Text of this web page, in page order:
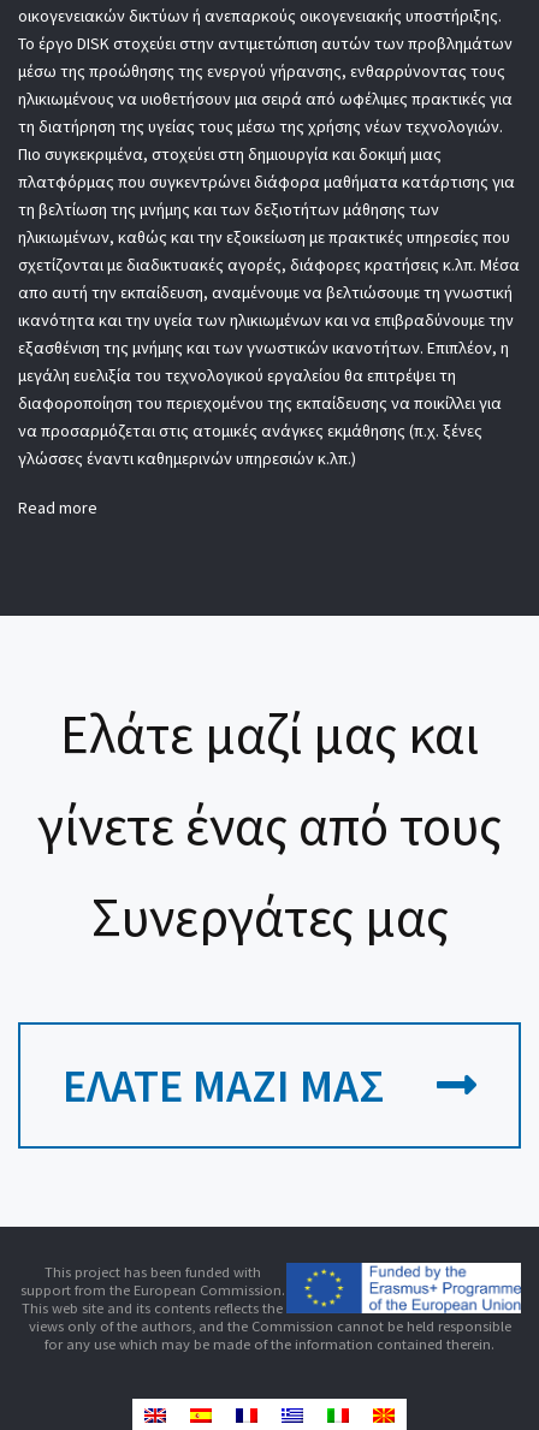
οικογενειακών δικτύων ή ανεπαρκούς οικογενειακής υποστήριξης.
Το έργο DISK στοχεύει στην αντιμετώπιση αυτών των προβλημάτων
μέσω της προώθησης της ενεργού γήρανσης, ενθαρρύνοντας τους
ηλικιωμένους να υιοθετήσουν μια σειρά από ωφέλιμες πρακτικές για
τη διατήρηση της υγείας τους μέσω της χρήσης νέων τεχνολογιών.
Πιο συγκεκριμένα, στοχεύει στη δημιουργία και δοκιμή μιας
πλατφόρμας που συγκεντρώνει διάφορα μαθήματα κατάρτισης για
τη βελτίωση της μνήμης και των δεξιοτήτων μάθησης των
ηλικιωμένων, καθώς και την εξοικείωση με πρακτικές υπηρεσίες που
σχετίζονται με διαδικτυακές αγορές, διάφορες κρατήσεις κ.λπ. Μέσα
απο αυτή την εκπαίδευση, αναμένουμε να βελτιώσουμε τη γνωστική
ικανότητα και την υγεία των ηλικιωμένων και να επιβραδύνουμε την
εξασθένιση της μνήμης και των γνωστικών ικανοτήτων. Επιπλέον, η
μεγάλη ευελιξία του τεχνολογικού εργαλείου θα επιτρέψει τη
διαφοροποίηση του περιεχομένου της εκπαίδευσης να ποικίλλει για
να προσαρμόζεται στις ατομικές ανάγκες εκμάθησης (π.χ. ξένες
γλώσσες έναντι καθημερινών υπηρεσιών κ.λπ.)
Read more
Ελάτε μαζί μας και
γίνετε ένας από τους
Συνεργάτες μας
ΕΛΆΤΕ ΜΑΖΊ ΜΑΣ
This project has been funded with
support from the European Commission.
This web site and its contents reflects the
views only of the authors, and the Commission cannot be held responsible
for any use which may be made of the information contained therein.